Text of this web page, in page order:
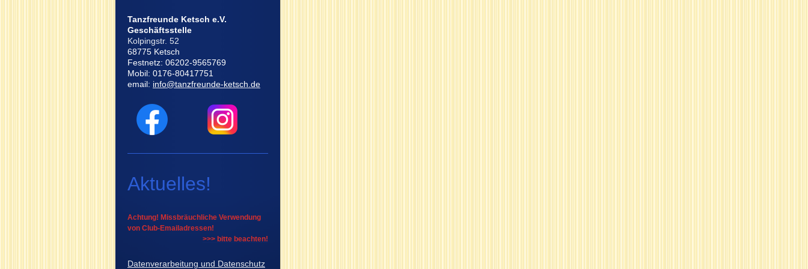
Tanzfreunde Ketsch e.V.
Geschäftsstelle
Kolpingstr. 52
68775 Ketsch
Festnetz: 06202-9565769
Mobil: 0176-80417751
email: info@tanzfreunde-ketsch.de
Aktuelles!
Achtung! Missbräuchliche Verwendung
von Club-Emailadressen!
>>> bitte beachten!
Datenverarbeitung und Datenschutz